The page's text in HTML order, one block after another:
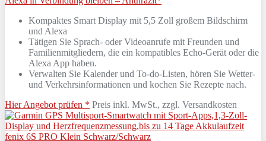
Kompaktes Smart Display mit 5,5 Zoll großem Bildschirm
und Alexa
Tätigen Sie Sprach- oder Videoanrufe mit Freunden und
Familienmitgliedern, die ein kompatibles Echo-Gerät oder die
Alexa App haben.
Verwalten Sie Kalender und To-do-Listen, hören Sie Wetter-
und Verkehrsinformationen und kochen Sie Rezepte nach.
Hier Angebot prüfen * Preis inkl. MwSt., zzgl. Versandkosten